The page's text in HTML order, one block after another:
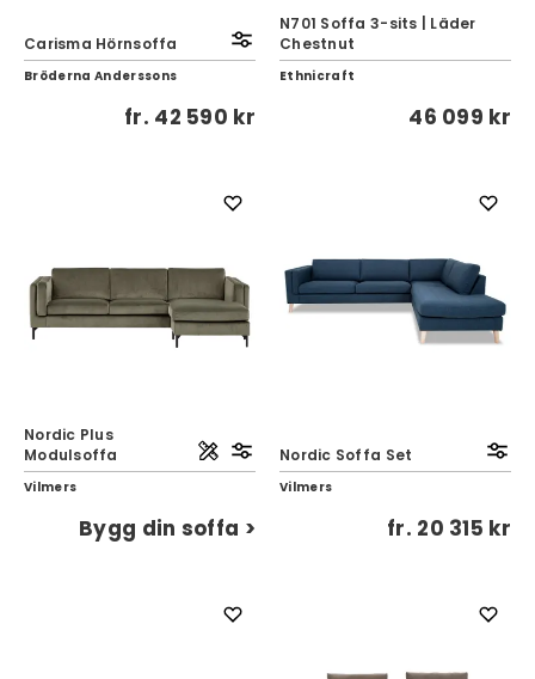
Carisma Hörnsoffa
Bröderna Anderssons
fr. 42 590 kr
N701 Soffa 3-sits | Läder
Chestnut
Ethnicraft
46 099 kr
Nordic Plus
Modulsoffa
Vilmers
Bygg din soffa >
Nordic Soffa Set
Vilmers
fr. 20 315 kr